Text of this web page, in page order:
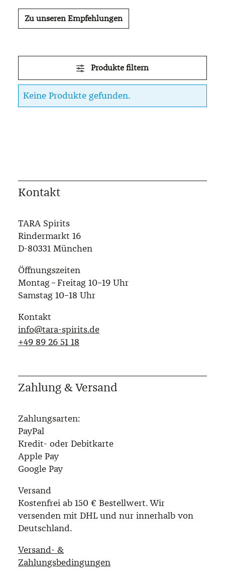
Zu unseren Empfehlungen
Produkte filtern
Keine Produkte gefunden.
Kontakt
TARA Spirits
Rindermarkt 16
D-80331 München
Öffnungszeiten
Montag – Freitag 10–19 Uhr
Samstag 10–18 Uhr
Kontakt
info@tara-spirits.de
‭+49 89 26 51 18‬
Zahlung & Versand
Zahlungsarten:
PayPal
Kredit- oder Debitkarte
Apple Pay
Google Pay
Versand
Kostenfrei ab 150 € Bestellwert. Wir
versenden mit DHL und nur innerhalb von
Deutschland.
Versand- &
Zahlungsbedingungen